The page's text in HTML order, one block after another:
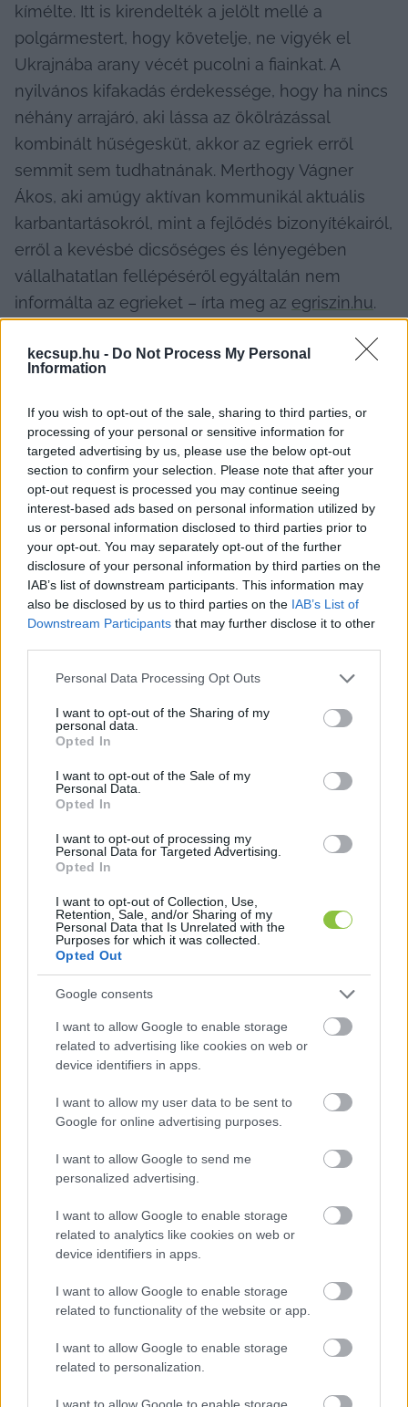
kecsup.hu - Do Not Process My Personal
Information
If you wish to opt-out of the sale, sharing to third parties, or
processing of your personal or sensitive information for
targeted advertising by us, please use the below opt-out
section to confirm your selection. Please note that after your
opt-out request is processed you may continue seeing
interest-based ads based on personal information utilized by
us or personal information disclosed to third parties prior to
your opt-out. You may separately opt-out of the further
disclosure of your personal information by third parties on the
IAB’s list of downstream participants. This information may
also be disclosed by us to third parties on the IAB’s List of
Downstream Participants that may further disclose it to other
Please note that this website/app uses one or more Google
not limited to your visit or usage behaviour. You may click to
grant or deny consent to Google and its third-party tags to
use your data for below specified purposes in below Google
consent section.
Personal Data Processing Opt Outs
I want to opt-out of the Sharing of my
personal data.
Opted In
I want to opt-out of the Sale of my
Personal Data.
Opted In
I want to opt-out of processing my
Personal Data for Targeted Advertising.
Opted In
I want to opt-out of Collection, Use,
Retention, Sale, and/or Sharing of my
Personal Data that Is Unrelated with the
Purposes for which it was collected.
Opted Out
Google consents
I want to allow Google to enable storage
related to advertising like cookies on web or
device identifiers in apps.
I want to allow my user data to be sent to
Google for online advertising purposes.
I want to allow Google to send me
personalized advertising.
I want to allow Google to enable storage
related to analytics like cookies on web or
device identifiers in apps.
I want to allow Google to enable storage
related to functionality of the website or app.
I want to allow Google to enable storage
related to personalization.
I want to allow Google to enable storage
kímélte. Itt is kirendelték a jelölt mellé a
polgármestert, hogy követelje, ne vigyék el
Ukrajnába arany vécét pucolni a fiainkat. A
nyilvános kifakadás érdekessége, hogy ha nincs
néhány arrajáró, aki lássa az ökölrázással
kombinált hűségesküt, akkor az egriek erről
semmit sem tudhatnának. Merthogy Vágner
Ákos, aki amúgy aktívan kommunikál aktuális
karbantartásokról, mint a fejlődés bizonyítékairól,
erről a kevésbé dicsőséges és lényegében
vállalhatatlan fellépéséről egyáltalán nem
informálta az egrieket – írta meg az egriszin.hu.
Fotó: Egri Szín
Szabad Pécs: Mit kezdjen az új kormány a
magyar médiával?
Mi legyen a magyar sajtóval? Mi legyen a
közmédiával? Egyáltalán legyen-e közmédia? És
normális világban a Kormányinfó? A
Szabad Pécs
nem hagyományos véleménycikke
tulajdonképpen egy javaslatcsomag a leendő új
kormány számára a magyar média és
médiafinanszírozás, illetve a Kormányinfó kívánt
jövőjéről, egyben egy remélt jó kiindulás és
vitaalap nemcsak a hazai újságíró szakma
számára.
Szabolcs24: A szabolcsi gazdáknak hiába álma
az alma
Több mint három évvel a tervezett átadás után
sem készült el teljes egészében az Újfehértóra
tervezett Szabolcsi Alma Centrum, amelyre
mintegy 7,5 milliárd forint uniós és állami forrást
fordítottak. Bár egyes elemei megvalósultak, a